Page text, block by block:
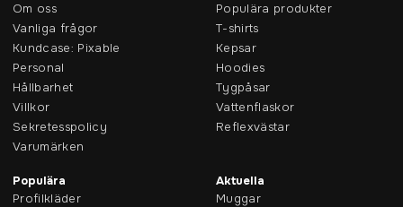
Om oss
Vanliga frågor
Kundcase: Pixable
Personal
Hållbarhet
Villkor
Sekretesspolicy
Varumärken
Populära produkter
T-shirts
Kepsar
Hoodies
Tygpåsar
Vattenflaskor
Reflexvästar
Populära
Profilkläder
Aktuella
Muggar